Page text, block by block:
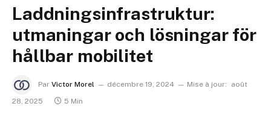
Laddningsinfrastruktur:
utmaningar och lösningar för
hållbar mobilitet
Par Victor Morel décembre 19, 2024 Mise à jour:
août
28, 2025
5 Min